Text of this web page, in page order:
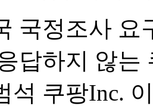
국정조사 요
답하지 않는
석 쿠팡Inc.